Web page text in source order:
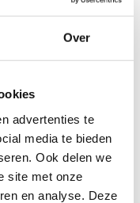
Over
advertenties te
media te bieden
Ook delen we
site met onze
en analyse. Deze
zaal